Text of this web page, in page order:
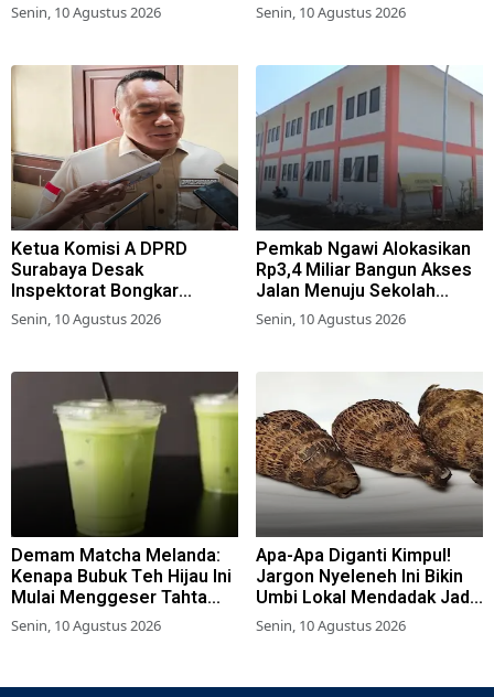
Senin, 10 Agustus 2026 Senin, 10 Agustus 2026
Ketua Komisi A DPRD
Surabaya Desak
Inspektorat Bongkar
Jaringan Penipuan Loker
Pemkot
Senin, 10 Agustus 2026
Pemkab Ngawi Alokasikan
Rp3,4 Miliar Bangun Akses
Jalan Menuju Sekolah
Rakyat Terintegrasi
Senin, 10 Agustus 2026
Demam Matcha Melanda:
Kenapa Bubuk Teh Hijau Ini
Mulai Menggeser Tahta
Kopi?
Senin, 10 Agustus 2026
Apa-Apa Diganti Kimpul!
Jargon Nyeleneh Ini Bikin
Umbi Lokal Mendadak Jadi
Bintang Medsos
Senin, 10 Agustus 2026